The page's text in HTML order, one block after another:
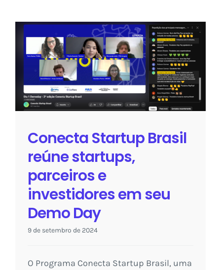
Conecta Startup Brasil reúne
startups, parceiros e investidores
em seu Demo Day
Conecta Startup Brasil
reúne startups,
parceiros e
investidores em seu
Demo Day
9 de setembro de 2024
O Programa Conecta Startup Brasil, uma